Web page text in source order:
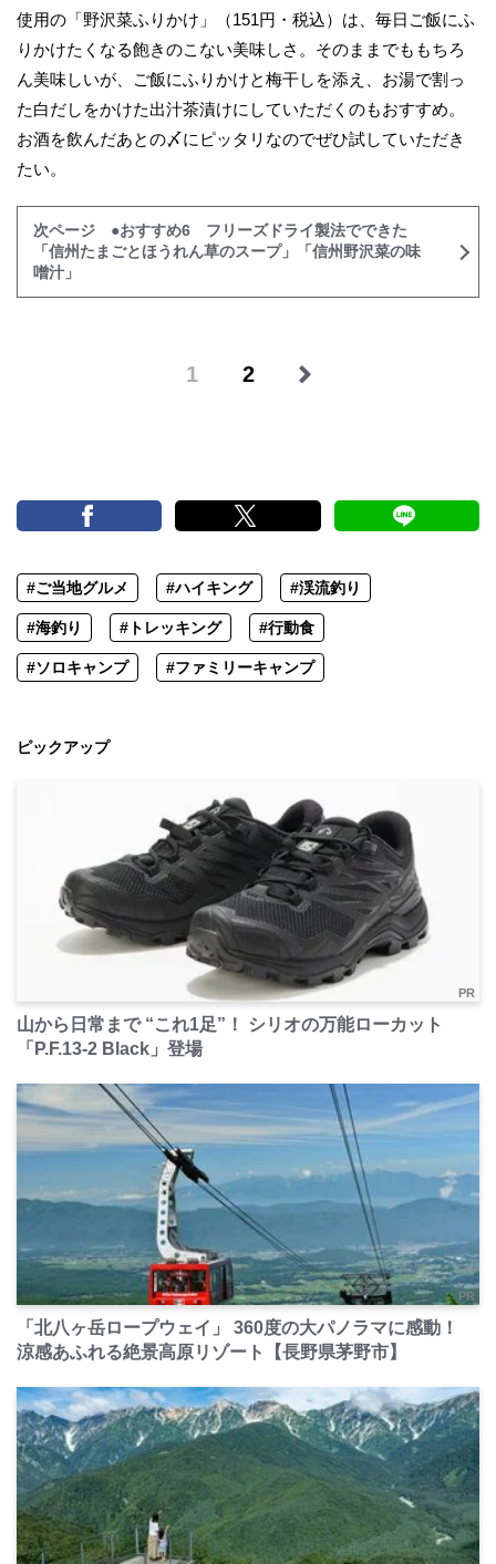
使用の「野沢菜ふりかけ」（151円・税込）は、毎日ご飯にふ
りかけたくなる飽きのこない美味しさ。そのままでももちろ
ん美味しいが、ご飯にふりかけと梅干しを添え、お湯で割っ
た白だしをかけた出汁茶漬けにしていただくのもおすすめ。
お酒を飲んだあとの〆にピッタリなのでぜひ試していただき
たい。
次ページ ●おすすめ6 フリーズドライ製法でできた
「信州たまごとほうれん草のスープ」「信州野沢菜の味
噌汁」
1 2
#ご当地グルメ #ハイキング #渓流釣り
#海釣り #トレッキング #行動食
#ソロキャンプ #ファミリーキャンプ
ピックアップ
PR
山から日常まで “これ1足”！ シリオの万能ローカット
「P.F.13-2 Black」登場
PR
「北八ヶ岳ロープウェイ」 360度の大パノラマに感動！
涼感あふれる絶景高原リゾート【長野県茅野市】